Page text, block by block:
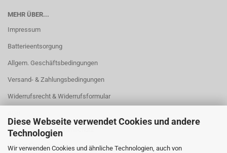
Diese Webseite verwendet Cookies und andere
Technologien
Wir verwenden Cookies und ähnliche Technologien, auch von
MEHR ÜBER...
Impressum
Batterieentsorgung
Allgem. Geschäftsbedingungen
Versand- & Zahlungsbedingungen
Widerrufsrecht & Widerrufsformular
Privatsphäre und Datenschutz
Cookie Einstellungen